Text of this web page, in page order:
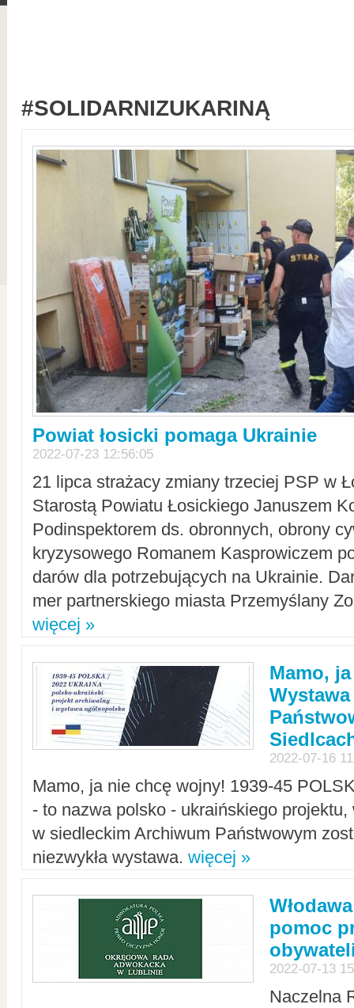
#SOLIDARNIZUKARINĄ
Powiat łosicki pomaga Ukrainie
2022-07-23 12:56:05
21 lipca strażacy zmiany trzeciej PSP w
Starostą Powiatu Łosickiego Januszem
Podinspektorem ds. obronnych, obrony
kryzysowego Romanem Kasprowiczem
darów dla potrzebujących na Ukrainie.
mer partnerskiego miasta Przemyślany
więcej »
Mamo,
2022-07-16
Mamo, ja nie chcę wojny! 1939-45
- to nazwa polsko - ukraińskiego
w siedleckim Archiwum Państwowym
niezwykła wystawa. więcej »
pomoc
2022-07-13
Naczelna